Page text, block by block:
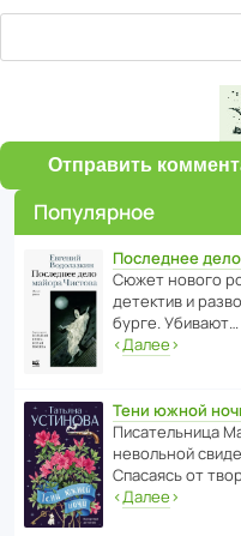
Отправить
Популярное
Последнее
Сюжет нового
дете­ктив и
бурге. Убивают…
‹Далее›
Тени южной
Писа­тель­ница
невольной
Спасаясь от
‹Далее›